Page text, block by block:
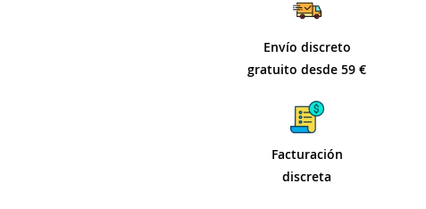
Envío discreto
gratuito desde 59 €
Facturación
discreta